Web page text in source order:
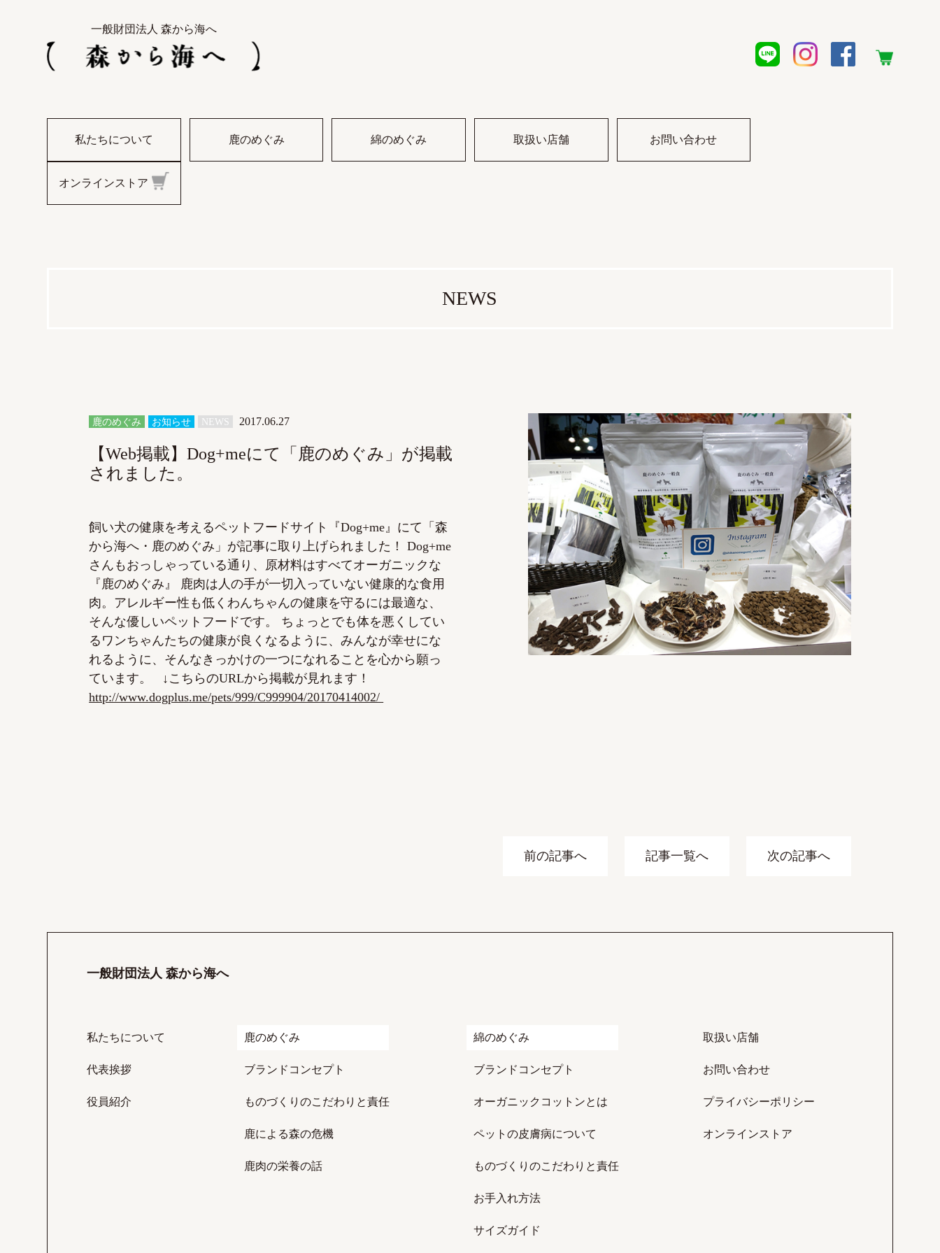
一般財団法人 森から海へ
私たちについて 鹿のめぐみ 綿のめぐみ 取扱い店舗 お問い合わせ
オンラインストア
NEWS
鹿のめぐみ お知らせ NEWS 2017.06.27
【Web掲載】Dog+meにて「鹿のめぐみ」が掲載
されました。
飼い犬の健康を考えるペットフードサイト『Dog+me』にて「森
から海へ・鹿のめぐみ」が記事に取り上げられました！ Dog+me
さんもおっしゃっている通り、原材料はすべてオーガニックな
『鹿のめぐみ』 鹿肉は人の手が一切入っていない健康的な食用
肉。アレルギー性も低くわんちゃんの健康を守るには最適な、
そんな優しいペットフードです。 ちょっとでも体を悪くしてい
るワンちゃんたちの健康が良くなるように、みんなが幸せにな
れるように、そんなきっかけの一つになれることを心から願っ
ています。 ↓こちらのURLから掲載が見れます！
http://www.dogplus.me/pets/999/C999904/20170414002/
前の記事へ 記事一覧へ 次の記事へ
一般財団法人 森から海へ
私たちについて
代表挨拶
役員紹介
鹿のめぐみ
ブランドコンセプト
ものづくりのこだわりと責任
鹿による森の危機
鹿肉の栄養の話
綿のめぐみ
ブランドコンセプト
オーガニックコットンとは
ペットの皮膚病について
ものづくりのこだわりと責任
お手入れ方法
サイズガイド
取扱い店舗
お問い合わせ
プライバシーポリシー
オンラインストア